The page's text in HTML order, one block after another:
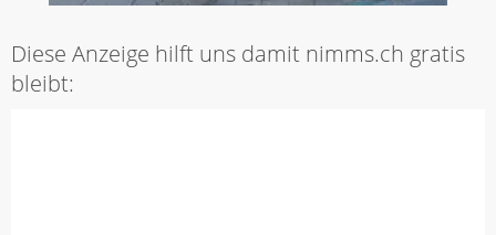
Diese Anzeige hilft uns damit nimms.ch gratis
bleibt: